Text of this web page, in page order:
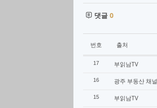
댓글 0
번호 출처
17 부읽남TV
16 광주 부동산 채널
15 부읽남TV